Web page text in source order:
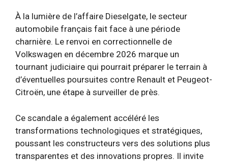
À la lumière de l’affaire Dieselgate, le secteur
automobile français fait face à une période
charnière. Le renvoi en correctionnelle de
Volkswagen en décembre 2026 marque un
tournant judiciaire qui pourrait préparer le terrain à
d’éventuelles poursuites contre Renault et Peugeot-
Citroën, une étape à surveiller de près.
Ce scandale a également accéléré les
transformations technologiques et stratégiques,
poussant les constructeurs vers des solutions plus
transparentes et des innovations propres. Il invite